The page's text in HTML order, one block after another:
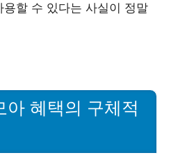
할 수 있다는 사실이 정말
아 혜택의 구체적